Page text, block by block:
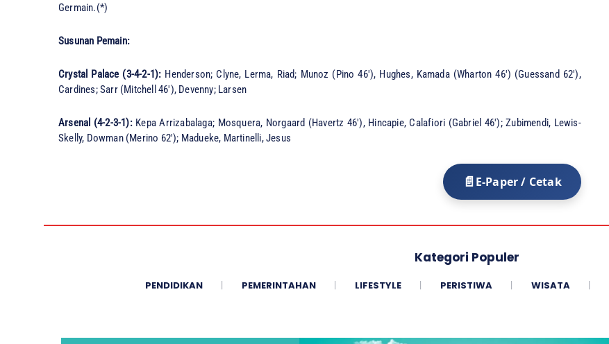
Germain.(*)
Susunan Pemain:
Crystal Palace (3-4-2-1): Henderson; Clyne, Lerma, Riad; Munoz (Pino 46′), Hughes, Kamada (Wharton 46′) (Guessand 62′),
Cardines; Sarr (Mitchell 46′), Devenny; Larsen
Arsenal (4-2-3-1): Kepa Arrizabalaga; Mosquera, Norgaard (Havertz 46′), Hincapie, Calafiori (Gabriel 46′); Zubimendi, Lewis-
Skelly, Dowman (Merino 62′); Madueke, Martinelli, Jesus
E-Paper / Cetak
Kategori Populer
PENDIDIKAN PEMERINTAHAN LIFESTYLE PERISTIWA WISATA